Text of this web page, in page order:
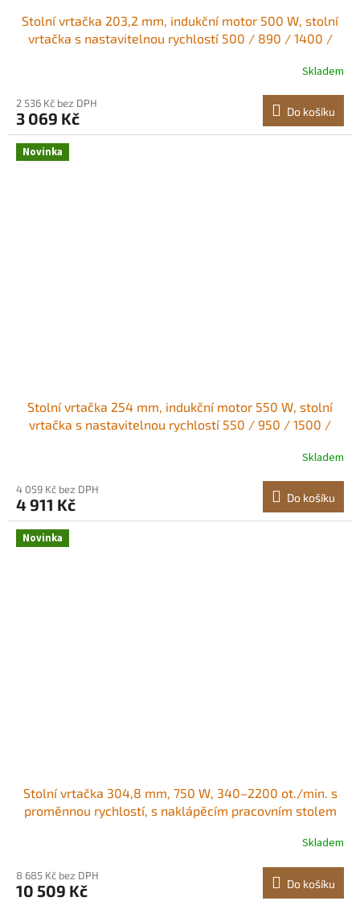
Stolní vrtačka 203,2 mm, indukční motor 500 W, stolní
vrtačka s nastavitelnou rychlostí 500 / 890 / 1400 /
pracovní světlo, pro dřevo a kov Výkonný výkon Vhodné
Skladem
2 536 Kč bez DPH
3 069 Kč Do košíku
Novinka
Stolní vrtačka 254 mm, indukční motor 550 W, stolní
vrtačka s nastavitelnou rychlostí 550 / 950 / 1500 /
rentgenové polohování, pro dřevo a kov Výkonný výkon
Vhodná pro různé obráběcí úlohy
Skladem
4 059 Kč bez DPH
4 911 Kč Do košíku
Novinka
Stolní vrtačka 304,8 mm, 750 W, 340–2200 ot./min. s
proměnnou rychlostí, s naklápěcím pracovním stolem
polohováním, stolní vrtačka na dřevo a kov Výkonný
Skladem
8 685 Kč bez DPH
10 509 Kč Do košíku